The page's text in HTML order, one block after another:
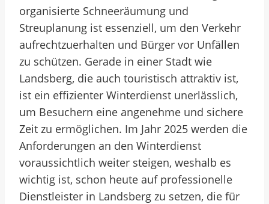
organisierte Schneeräumung und
Streuplanung ist essenziell, um den Verkehr
aufrechtzuerhalten und Bürger vor Unfällen
zu schützen. Gerade in einer Stadt wie
Landsberg, die auch touristisch attraktiv ist,
ist ein effizienter Winterdienst unerlässlich,
um Besuchern eine angenehme und sichere
Zeit zu ermöglichen. Im Jahr 2025 werden die
Anforderungen an den Winterdienst
voraussichtlich weiter steigen, weshalb es
wichtig ist, schon heute auf professionelle
Dienstleister in Landsberg zu setzen, die für